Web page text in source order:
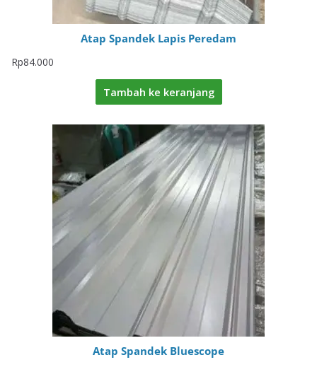
Atap Spandek Lapis Peredam
Rp84.000
Tambah ke keranjang
Atap Spandek Bluescope